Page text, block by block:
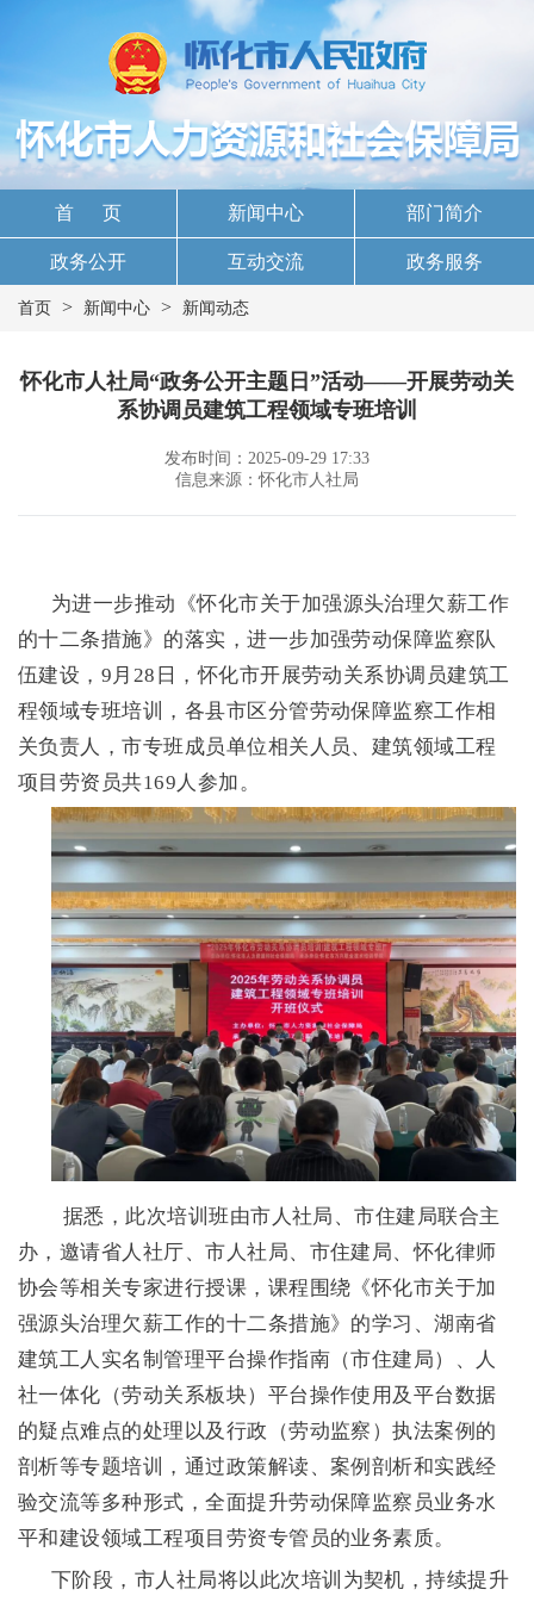
首 页 新闻中心 部门简介
政务公开 互动交流 政务服务
首页 > 新闻中心 > 新闻动态
怀化市人社局“政务公开主题日”活动——开展劳动关
系协调员建筑工程领域专班培训
发布时间：2025-09-29 17:33
信息来源：怀化市人社局
为进一步推动《怀化市关于加强源头治理欠薪工作
的十二条措施》的落实，进一步加强劳动保障监察队
伍建设， 9月28日，怀化市开展劳动关系协调员建筑工
程领域专班培训，各县市区分管劳动保障监察工作相
关负责人，市专班成员单位相关人员、建筑领域工程
项目劳资员共169人参加。
据悉，此次培训班由市人社局、市住建局联合主
办，邀请省人社厅、市人社局、市住建局、怀化律师
协会等相关专家进行授课，课程围绕《怀化市关于加
强源头治理欠薪工作的十二条措施》的学习、湖南省
建筑工人实名制管理平台操作指南（市住建局）、人
社一体化（劳动关系板块）平台操作使用及平台数据
的疑点难点的处理以及行政（劳动监察）执法案例的
剖析等专题培训，通过政策解读、案例剖析和实践经
验交流等多种形式，全面提升劳动保障监察员业务水
平和建设领域工程项目劳资专管员的业务素质。
下阶段，市人社局将以此次培训为契机，持续提升